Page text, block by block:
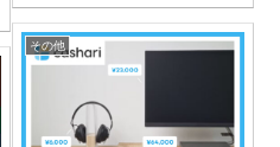
その他